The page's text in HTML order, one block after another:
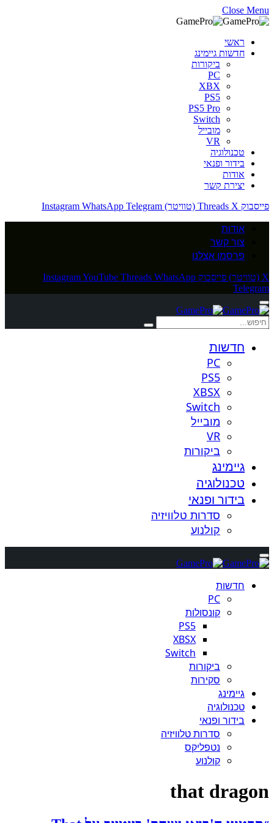
Close Menu
ראשי
חדשות גיימינג
ביקורות
PC
XBX
PS5
PS5 Pro
Switch
מובייל
VR
טכנולוגיה
בידור ופנאי
אודות
יצירת קשר
פייסבוק
Threads X (טוויטר) Instagram WhatsApp Telegram
אודות
צור קשר
פרסמו אצלנו
X (טוויטר) פייסבוק InstagramYouTube Threads WhatsApp
Telegram
חדשות
PC
PS5
XBSX
Switch
מובייל
VR
ביקורות
גיימינג
טכנולוגיה
בידור ופנאי
סדרות טלוויזיה
קולנוע
חדשות
PC
קונסולות
PS5
XBSX
Switch
ביקורות
סקירות
גיימינג
טכנולוגיה
בידור ופנאי
סדרות טלוויזיה
נטפליקס
קולנוע
that dragon